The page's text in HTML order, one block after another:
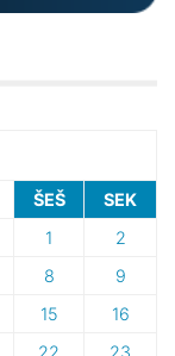
ŠEŠ
SEK
1
2
8
9
15
16
22
23